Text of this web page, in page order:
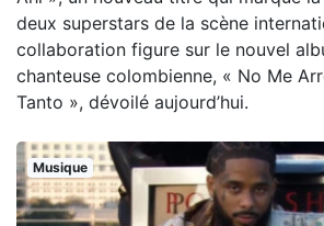
deux superstars de la scène
collaboration figure sur le nouvel
chanteuse colombienne, « No Me
Tanto », dévoilé aujourd’hui.
Musique